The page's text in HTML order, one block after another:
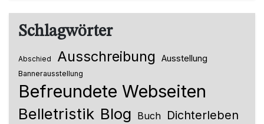
Schlagwörter
Abschied Ausschreibung Ausstellung
Bannerausstellung
Befreundete Webseiten
Belletristik Blog Buch Dichterleben